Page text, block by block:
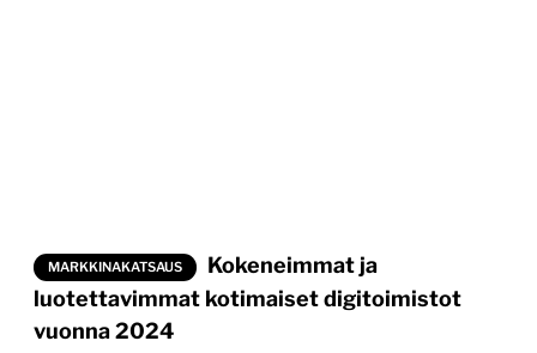
MARKKINAKATSAUS
Kokeneimmat ja
luotettavimmat kotimaiset digitoimistot
vuonna 2024